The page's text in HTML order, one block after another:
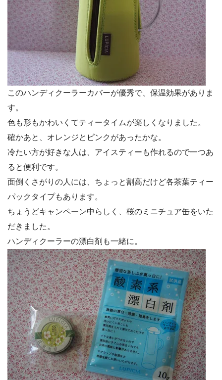
このハンディクーラーカバーが優秀で、保温効果がありま
す。
色も形もかわいくてティータイムが楽しくなりました。
確かあと、オレンジとピンクがあったかな。
冷たい方が好きな人は、アイスティーも作れるので一つあ
ると便利です。
面倒くさがりの人には、ちょっと割高だけど各茶葉ティー
パックタイプもあります。
ちょうどキャンペーン中らしく、桜のミニチュア缶をいた
だきました。
ハンディクーラーの漂白剤も一緒に。